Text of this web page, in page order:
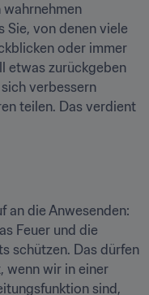
wahrnehmen
Sie, von denen viele
oder immer
etwas zurückgeben
verbessern
teilen. Das verdient
an die Anwesenden:
Feuer und die
schützen. Das dürfen
wenn wir in einer
sind,